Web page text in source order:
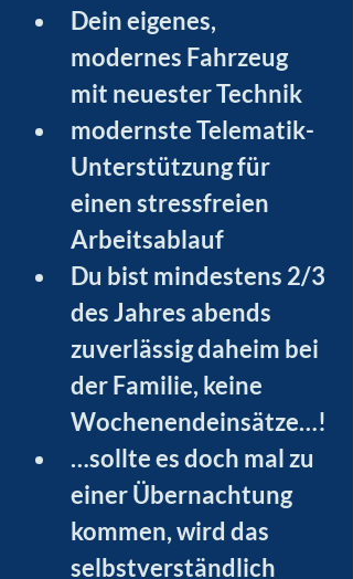
Dein eigenes,
modernes Fahrzeug
mit neuester Technik
modernste Telematik-
Unterstützung für
einen stressfreien
Arbeitsablauf
Du bist mindestens 2/3
des Jahres abends
zuverlässig daheim bei
der Familie, keine
Wochenendeinsätze…!
…sollte es doch mal zu
einer Übernachtung
kommen, wird das
selbstverständlich